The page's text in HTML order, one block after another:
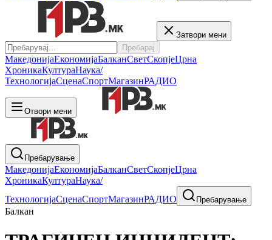
Затвори мени
Пребарај
МакедонијаЕкономијаБалканСветСкопјеЦрна
ХроникаКултураНаука/
ТехнологијаСценаСпортМагазинРАДИО
Отвори мени
Пребарување
МакедонијаЕкономијаБалканСветСкопјеЦрна
ХроникаКултураНаука/
ТехнологијаСценаСпортМагазинРАДИО Пребарување
Балкан